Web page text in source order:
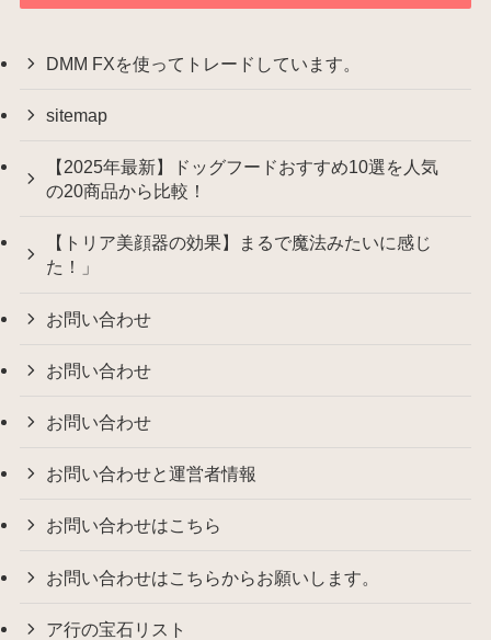
DMM FXを使ってトレードしています。
sitemap
【2025年最新】ドッグフードおすすめ10選を人気
の20商品から比較！
【トリア美顔器の効果】まるで魔法みたいに感じ
た！」
お問い合わせ
お問い合わせ
お問い合わせ
お問い合わせと運営者情報
お問い合わせはこちら
お問い合わせはこちらからお願いします。
ア行の宝石リスト